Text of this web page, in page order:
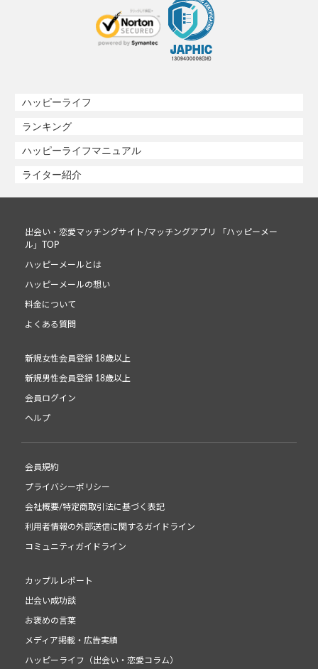
ハッピーライフ
ランキング
ハッピーライフマニュアル
ライター紹介
出会い・恋愛マッチングサイト/マッチングアプリ 「ハッピーメー
ル」TOP
ハッピーメールとは
ハッピーメールの想い
料金について
よくある質問
新規女性会員登録 18歳以上
新規男性会員登録 18歳以上
会員ログイン
ヘルプ
会員規約
プライバシーポリシー
会社概要/特定商取引法に基づく表記
利用者情報の外部送信に関するガイドライン
コミュニティガイドライン
カップルレポート
出会い成功談
お褒めの言葉
メディア掲載・広告実績
ハッピーライフ（出会い・恋愛コラム）